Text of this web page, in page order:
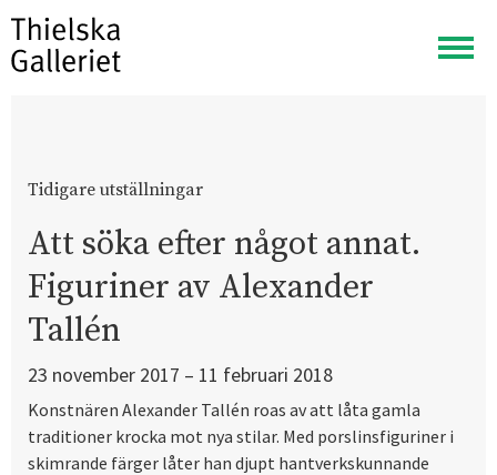
Visa
meny
Tidigare utställningar
Att söka efter något annat.
Figuriner av Alexander
Tallén
23 november 2017 – 11 februari 2018
Konstnären Alexander Tallén roas av att låta gamla
traditioner krocka mot nya stilar. Med porslinsfiguriner i
skimrande färger låter han djupt hantverkskunnande